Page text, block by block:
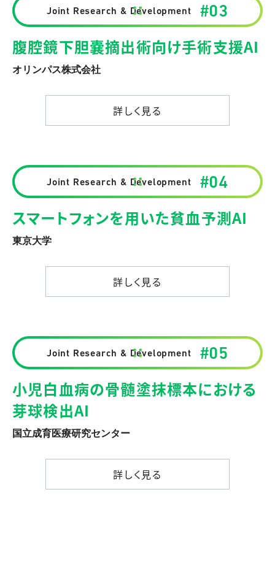
Joint Research & Development #03
腹腔鏡下胆嚢摘出術向け手術支援AI
オリンパス株式会社
詳しく見る
Joint Research & Development #04
スマートフォンを用いた貧血予測AI
東京大学
詳しく見る
Joint Research & Development #05
小児白血病の骨髄塗抹標本における
芽球検出AI
国立成育医療研究センター
詳しく見る